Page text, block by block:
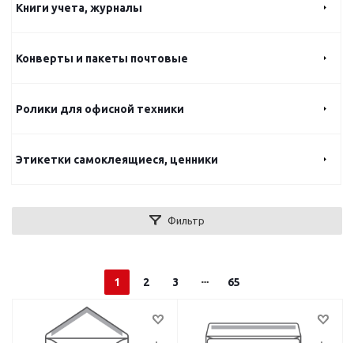
Книги учета, журналы
Конверты и пакеты почтовые
Ролики для офисной техники
Этикетки самоклеящиеся, ценники
Фильтр
1 2 3 65